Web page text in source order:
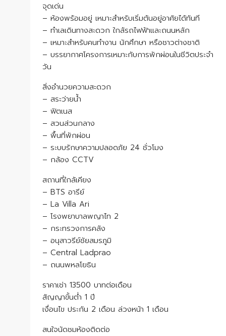
จุดเด่น
– ห้องพร้อมอยู่ เหมาะสำหรับเริ่มต้นอยู่อาศัยได้ทันที
– ทำเลเดินทางสะดวก ใกล้รถไฟฟ้าและถนนหลัก
– เหมาะสำหรับคนทำงาน นักศึกษา หรือชาวต่างชาติ
– บรรยากาศโครงการเหมาะกับการพักผ่อนในชีวิตประจำ
วัน
สิ่งอำนวยความสะดวก
– สระว่ายน้ำ
– ฟิตเนส
– สวนส่วนกลาง
– พื้นที่พักผ่อน
– ระบบรักษาความปลอดภัย 24 ชั่วโมง
– กล้อง CCTV
สถานที่ใกล้เคียง
– BTS อารีย์
– La Villa Ari
– โรงพยาบาลพญาไท 2
– กระทรวงการคลัง
– อนุสาวรีย์ชัยสมรภูมิ
– Central Ladprao
– ถนนพหลโยธิน
ราคาเช่า 13500 บาทต่อเดือน
สัญญาขั้นต่ำ 1 ปี
เงื่อนไข ประกัน 2 เดือน ล่วงหน้า 1 เดือน
สนใจนัดชมห้องติดต่อ